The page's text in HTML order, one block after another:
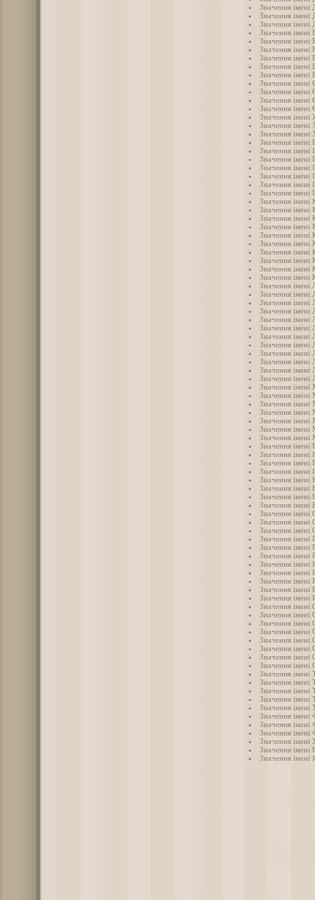
Значення імені
Значення імені
Значення імені
Значення імені
Значення імені
Значення імені
Значення імені
Значення імені
Значення імені
Значення імені
Значення імені
Значення імені
Значення імені
Значення імені
Значення імені
Значення імені
Значення імені
Значення імені
Значення імені
Значення імені
Значення імені
Значення імені
Значення імені
Значення імені
Значення імені
Значення імені
Значення імені
Значення імені
Значення імені
Значення імені
Значення імені
Значення імені
Значення імені
Значення імені
Значення імені
Значення імені
Значення імені
Значення імені
Значення імені
Значення імені
Значення імені
Значення імені
Значення імені
Значення імені
Значення імені
Значення імені
Значення імені
Значення імені
Значення імені
Значення імені
Значення імені
Значення імені
Значення імені
Значення імені
Значення імені
Значення імені
Значення імені
Значення імені
Значення імені
Значення імені
Значення імені
Значення імені
Значення імені
Значення імені
Значення імені
Значення імені
Значення імені
Значення імені
Значення імені
Значення імені
Значення імені
Значення імені
Значення імені
Значення імені
Значення імені
Значення імені
Значення імені
Значення імені
Значення імені
Значення імені
Значення імені
Значення імені
Значення імені
Значення імені
Значення імені
Значення імені
Значення імені
Значення імені
Значення імені
Значення імені